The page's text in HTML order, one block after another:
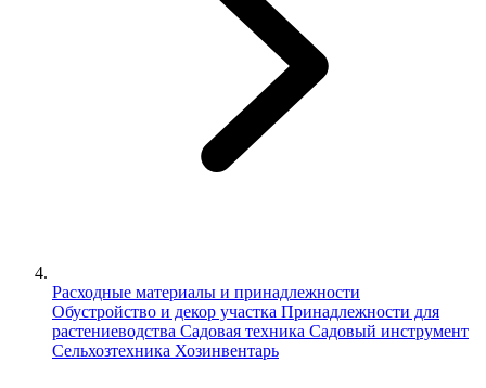
Расходные материалы и принадлежности
Обустройство и декор участка Принадлежности для
растениеводства Садовая техника Садовый инструмент
Сельхозтехника Хозинвентарь